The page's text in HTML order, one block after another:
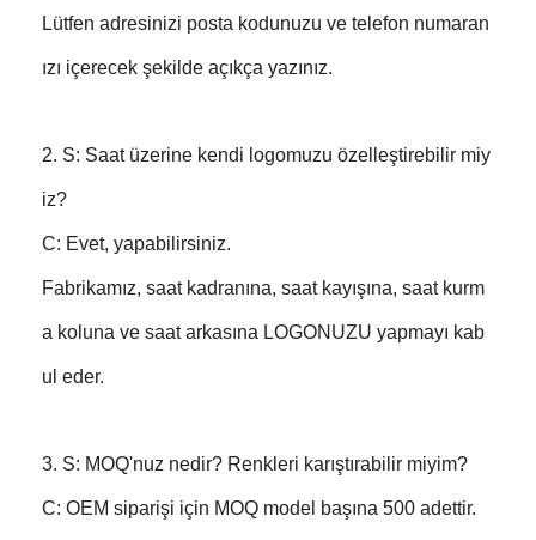
Lütfen adresinizi posta kodunuzu ve telefon numaran
ızı içerecek şekilde açıkça yazınız.
2. S: Saat üzerine kendi logomuzu özelleştirebilir miy
iz?
C: Evet, yapabilirsiniz.
Fabrikamız, saat kadranına, saat kayışına, saat kurm
a koluna ve saat arkasına LOGONUZU yapmayı kab
ul eder.
3. S: MOQ'nuz nedir? Renkleri karıştırabilir miyim?
C: OEM siparişi için MOQ model başına 500 adettir.